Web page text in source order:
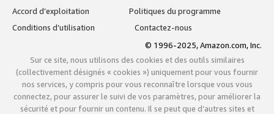
Accord d’exploitation
Politiques du programme
Conditions d’utilisation
Contactez-nous
© 1996-2025, Amazon.com, Inc.
Sur ce site, nous utilisons des cookies et des outils similaires
(collectivement désignés « cookies ») uniquement pour vous fournir
nos services, y compris pour vous reconnaître lorsque vous vous
connectez, pour assurer le suivi de vos paramètres, pour améliorer la
sécurité et pour fournir un contenu. Il se peut que d’autres sites et